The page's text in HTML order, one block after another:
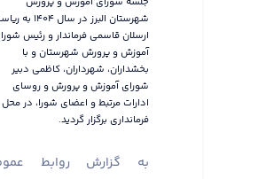
شهرستان البرز در سال
ارسلان قاسمی فرماندار و رئیس
آموزش و پرورش شهرستان و با
بخشداران، شهرداران، کاظمی دبیر
شورای آموزش و پرورش و روسای
ادارات مرتبط و اعضای شورا، در محل
فرمانداری برگزار گردید.
به گزارش روابط